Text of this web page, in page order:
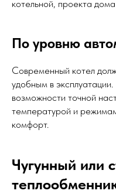
котельной, проекта
По уровню
Современный котел
удобным в
возможности точной
температурой и
комфорт.
Чугунный или